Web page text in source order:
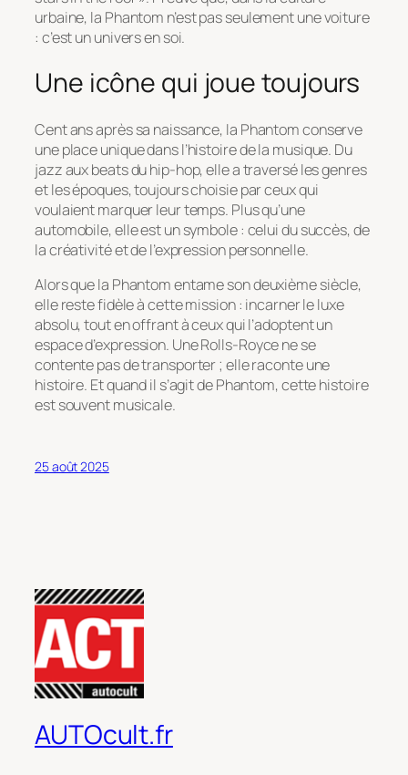
urbaine, la Phantom n’est pas seulement une voiture
: c’est un univers en soi.
Une icône qui joue toujours
Cent ans après sa naissance, la Phantom conserve
une place unique dans l’histoire de la musique. Du
jazz aux beats du hip-hop, elle a traversé les genres
et les époques, toujours choisie par ceux qui
voulaient marquer leur temps. Plus qu’une
automobile, elle est un symbole : celui du succès, de
la créativité et de l’expression personnelle.
Alors que la Phantom entame son deuxième siècle,
elle reste fidèle à cette mission : incarner le luxe
absolu, tout en offrant à ceux qui l’adoptent un
espace d’expression. Une Rolls-Royce ne se
contente pas de transporter ; elle raconte une
histoire. Et quand il s’agit de Phantom, cette histoire
est souvent musicale.
25 août 2025
AUTOcult.fr